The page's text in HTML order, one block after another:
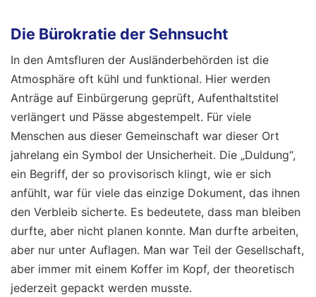
Die Bürokratie der Sehnsucht
In den Amtsfluren der Ausländerbehörden ist die
Atmosphäre oft kühl und funktional. Hier werden
Anträge auf Einbürgerung geprüft, Aufenthaltstitel
verlängert und Pässe abgestempelt. Für viele
Menschen aus dieser Gemeinschaft war dieser Ort
jahrelang ein Symbol der Unsicherheit. Die „Duldung“,
ein Begriff, der so provisorisch klingt, wie er sich
anfühlt, war für viele das einzige Dokument, das ihnen
den Verbleib sicherte. Es bedeutete, dass man bleiben
durfte, aber nicht planen konnte. Man durfte arbeiten,
aber nur unter Auflagen. Man war Teil der Gesellschaft,
aber immer mit einem Koffer im Kopf, der theoretisch
jederzeit gepackt werden musste.